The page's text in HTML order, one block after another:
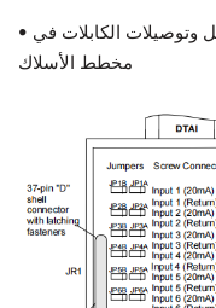
• تظهر الأسلاك ومواضع وصلات التوصيل وتوصيلات الكابلات في
مخطط الأسلاك